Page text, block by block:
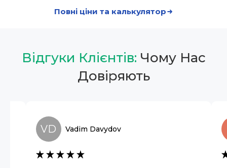
Повні ціни та калькулятор
Відгуки Клієнтів: Чому Нас
Довіряють
VD Vadim Davydov